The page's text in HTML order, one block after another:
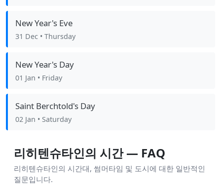
New Year's Eve
31 Dec • Thursday
New Year's Day
01 Jan • Friday
Saint Berchtold's Day
02 Jan • Saturday
리히텐슈타인의 시간 — FAQ
리히텐슈타인의 시간대, 썸머타임 및 도시에 대한 일반적인
질문입니다.